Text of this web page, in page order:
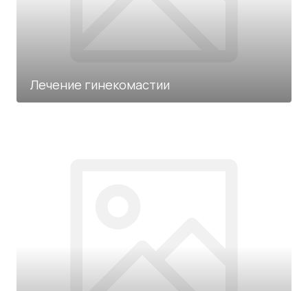
Лечение гинекомастии